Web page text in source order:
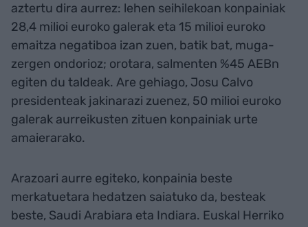
aztertu dira aurrez: lehen seihilekoan konpainiak
28,4 milioi euroko galerak eta 15 milioi euroko
emaitza negatiboa izan zuen, batik bat, muga-
zergen ondorioz; orotara, salmenten %45 AEBn
egiten du taldeak. Are gehiago, Josu Calvo
presidenteak jakinarazi zuenez, 50 milioi euroko
galerak aurreikusten zituen konpainiak urte
amaierarako.
Arazoari aurre egiteko, konpainia beste
merkatuetara hedatzen saiatuko da, besteak
beste, Saudi Arabiara eta Indiara. Euskal Herriko